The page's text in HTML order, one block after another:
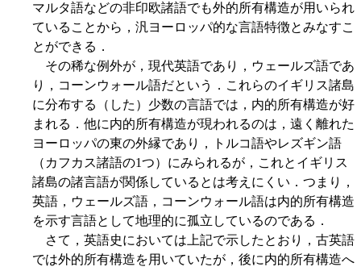
マルタ語などの非印欧諸語でも外的所有構造が用いられ
ていることから，汎ヨーロッパ的な言語特徴とみなすこ
とができる．
その稀な例外が，現代英語であり，ウェールズ語であ
り，コーンウォール語だという．これらのイギリス諸島
に分布する（した）少数の言語では，内的所有構造が好
まれる．他に内的所有構造が現われるのは，遠く離れた
ヨーロッパの東の外縁であり，トルコ語やレズギン語
（カフカス諸語の1つ）にみられるが，これとイギリス
諸島の諸言語が関係しているとは考えにくい．つまり，
英語，ウェールズ語，コーンウォール語は内的所有構造
を示す言語として地理的に孤立しているのである．
さて，英語史においては上記で示したとおり，古英語
では外的所有構造を用いていたが，後に内的所有構造へ